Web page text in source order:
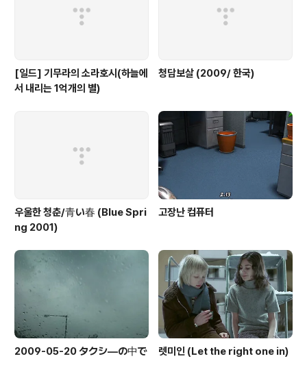
[일드] 기무라의 소라호시(하늘에
서 내리는 1억개의 별)
청담보살 (2009/ 한국)
우울한 청춘/青い春 (Blue Spri
ng 2001)
고장난 컴퓨터
2009-05-20 タクシ―の中で 렛미인 (Let the right one in)